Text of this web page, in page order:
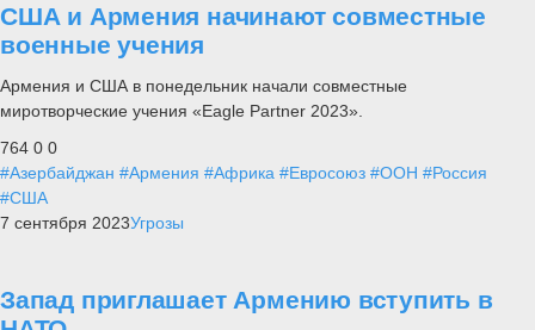
США и Армения начинают совместные
военные учения
Армения и США в понедельник начали совместные
миротворческие учения «Eagle Partner 2023».
764 0 0
#Азербайджан #Армения #Африка #Евросоюз #ООН #Россия
#США
7 сентября 2023Угрозы
Запад приглашает Армению вступить в